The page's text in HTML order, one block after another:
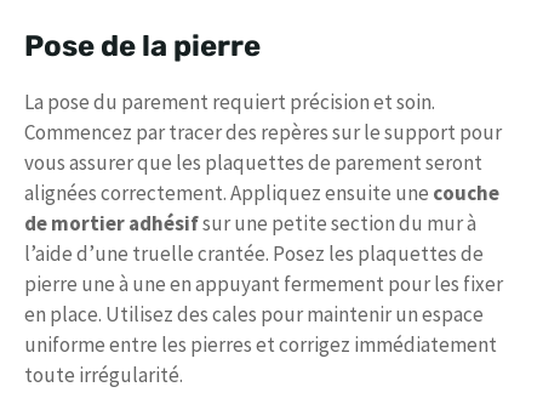
Pose de la pierre
La pose du parement requiert précision et soin.
Commencez par tracer des repères sur le support pour
vous assurer que les plaquettes de parement seront
alignées correctement. Appliquez ensuite une couche
de mortier adhésifsur une petite section du mur à
l’aide d’une truelle crantée. Posez les plaquettes de
pierre une à une en appuyant fermement pour les fixer
en place. Utilisez des cales pour maintenir un espace
uniforme entre les pierres et corrigez immédiatement
toute irrégularité.